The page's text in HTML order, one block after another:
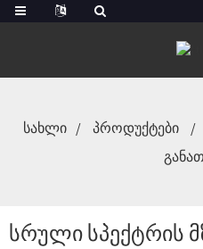
ᲡᲐᲮᲚᲘ ᲞᲠᲝᲓᲣᲥᲢᲔᲑᲘ
ᲡᲠᲣᲚᲘ ᲡᲞᲔᲥᲢᲠᲘᲡ